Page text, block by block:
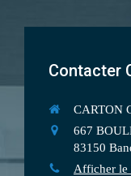
Contacter
CARTON
667
83150
Afficher le